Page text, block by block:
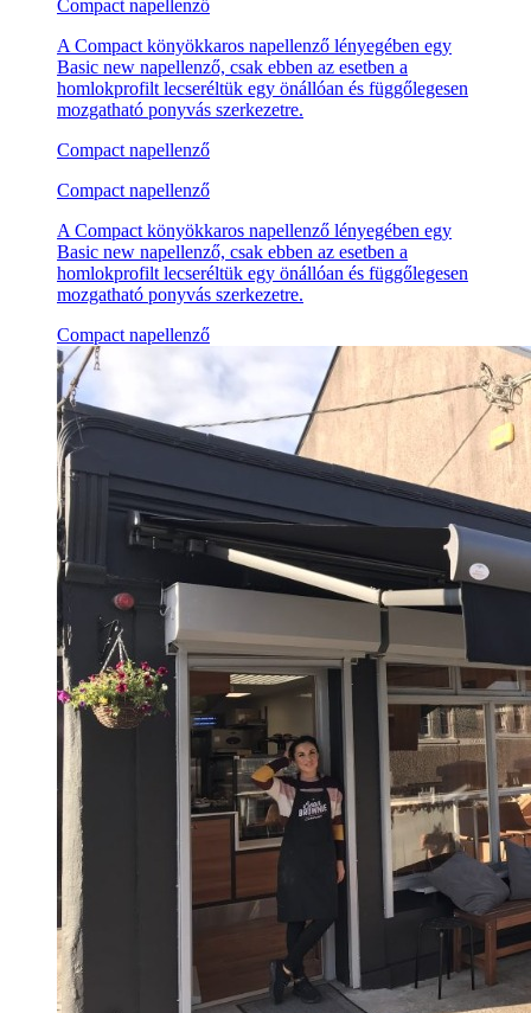
Compact napellenző
A Compact könyökkaros napellenző lényegében egy
Basic new napellenző, csak ebben az esetben a
homlokprofilt lecseréltük egy önállóan és függőlegesen
mozgatható ponyvás szerkezetre.
Compact napellenző
Compact napellenző
A Compact könyökkaros napellenző lényegében egy
Basic new napellenző, csak ebben az esetben a
homlokprofilt lecseréltük egy önállóan és függőlegesen
mozgatható ponyvás szerkezetre.
Compact napellenző